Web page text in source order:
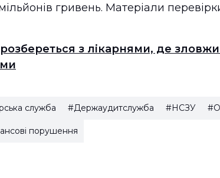
гривень. Матеріали
з лікарнями, де
служба #Держаудитслужба #НСЗУ
порушення